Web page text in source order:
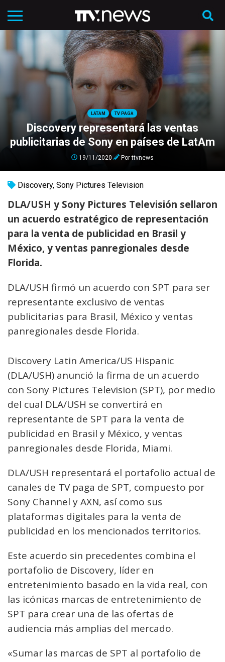
LATAM TV PAGA
Discovery representará las ventas
publicitarias de Sony en países de LatAm
19/11/2020 Porttvnews
Discovery, Sony Pictures Television
DLA/USH y Sony Pictures Televisión sellaron
un acuerdo estratégico de representación
para la venta de publicidad en Brasil y
México, y ventas panregionales desde
Florida.
DLA/USH firmó un acuerdo con SPT para ser
representante exclusivo de ventas
publicitarias para Brasil, México y ventas
panregionales desde Florida.
Discovery Latin America/US Hispanic
(DLA/USH) anunció la firma de un acuerdo
con Sony Pictures Television (SPT), por medio
del cual DLA/USH se convertirá en
representante de SPT para la venta de
publicidad en Brasil y México, y ventas
panregionales desde Florida, Miami.
DLA/USH representará el portafolio actual de
canales de TV paga de SPT, compuesto por
Sony Channel y AXN, así como sus
plataformas digitales para la venta de
publicidad en los mencionados territorios.
Este acuerdo sin precedentes combina el
portafolio de Discovery, líder en
entretenimiento basado en la vida real, con
las icónicas marcas de entretenimiento de
SPT para crear una de las ofertas de
audiencia más amplias del mercado.
«Sumar las marcas de SPT al portafolio de